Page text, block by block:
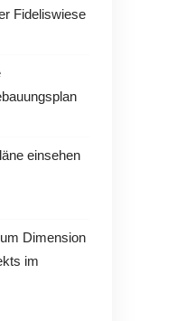
Fideliswiese
einsehen
Dimension
im